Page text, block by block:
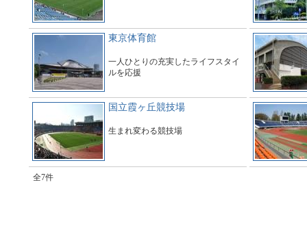
東京体育館
一人ひとりの充実したライフスタイ
ルを応援
国立霞ヶ丘競技場
生まれ変わる競技場
全7件